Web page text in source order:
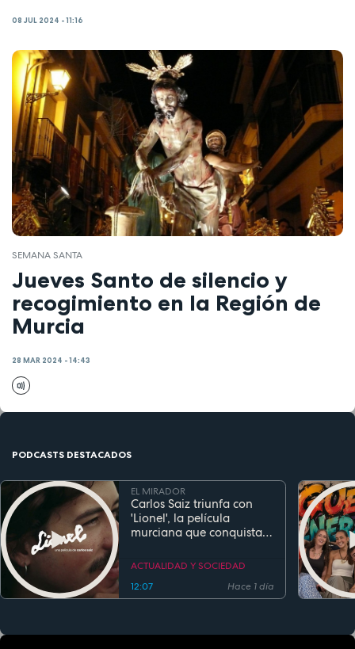
08 JUL 2024 - 11:16
SEMANA SANTA
Jueves Santo de silencio y
recogimiento en la Región de
Murcia
28 MAR 2024 - 14:43
PODCASTS DESTACADOS
EL MIRADOR
Carlos Saiz triunfa con
'Lionel', la película
murciana que conquista
estreno
ACTUALIDAD Y SOCIEDAD
12:07
Hace 1 día